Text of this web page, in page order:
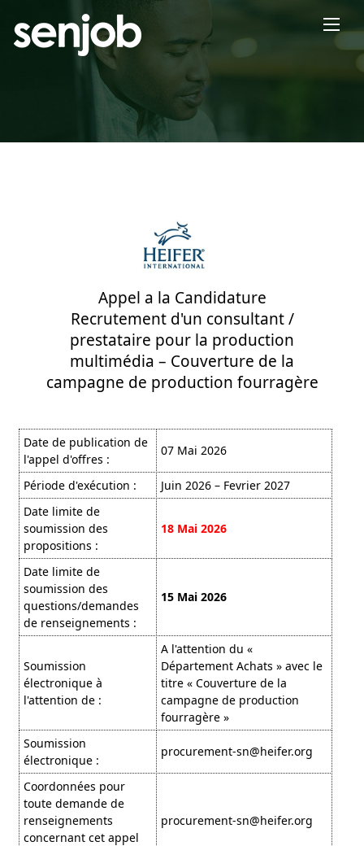
Appel a la Candidature
Recrutement d'un consultant /
prestataire pour la production
multimédia – Couverture de la
campagne de production fourragère
Date de publication de
l'appel d'offres :
07 Mai 2026
Période d'exécution :
Juin 2026 – Fevrier 2027
Date limite de
soumission des
propositions :
18 Mai 2026
Date limite de
soumission des
questions/demandes
de renseignements :
15 Mai 2026
Soumission
électronique à
l'attention de :
A l'attention du «
Département Achats » avec le
titre « Couverture de la
campagne de production
fourragère »
Soumission
électronique :
procurement-sn@heifer.org
Coordonnées pour
toute demande de
renseignements
concernant cet appel
procurement-sn@heifer.org